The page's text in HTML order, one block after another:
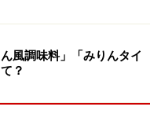
慢性的に続いている
する他、念のために
風調味料」「みりんタイ
？